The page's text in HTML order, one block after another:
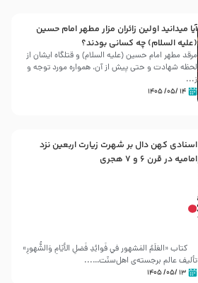
آیا میدانید اولین زائران مزار مطهر امام حسین
(علیه السلام) چه کسانی بودند؟
مرقد مطهر امام حسین (علیه السلام) و قتلگاه ایشان از
لحظه شهادت و حتی پیش از آن، همواره مورد توجه و
ز...
۱۴ /۰۵/ ۱۴۰۵
اسنادی کهن دال بر شهرت زیارت اربعین نزد
امامیه در قرن ۶ و ۷ هجری
کتاب «العَلَمُ المَشهور في فَوائِدِ فَضلِ الأيّامِ وَالشُّهورِ»
تألیف عالم برجسته‌ی اهل‌سنّت…...
۱۳ /۰۵/ ۱۴۰۵